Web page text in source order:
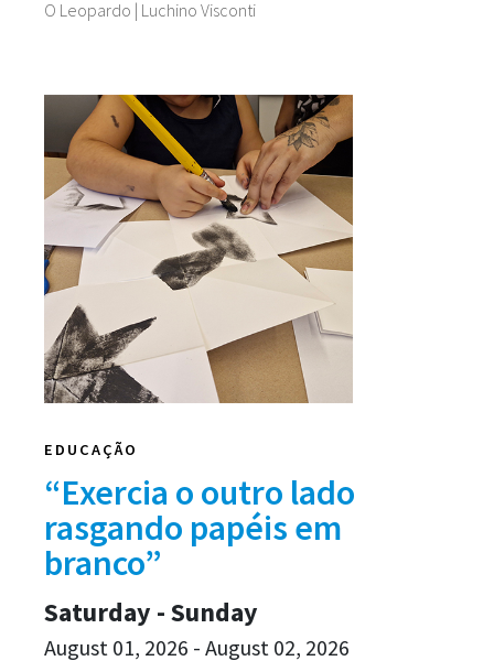
O Leopardo | Luchino Visconti
EDUCAÇÃO
“Exercia o outro lado
rasgando papéis em
branco”
Saturday - Sunday
August 01, 2026 - August 02, 2026